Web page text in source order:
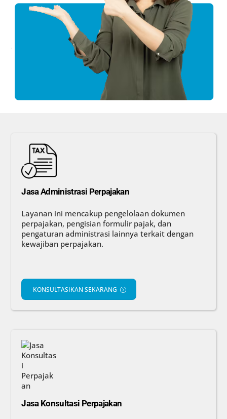
Jasa Administrasi Perpajakan
Layanan ini mencakup pengelolaan dokumen
perpajakan, pengisian formulir pajak, dan
pengaturan administrasi lainnya terkait dengan
kewajiban perpajakan.
KONSULTASIKAN SEKARANG
Jasa Konsultasi Perpajakan